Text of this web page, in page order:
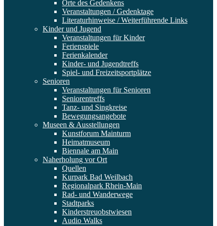
Orte des Gedenkens
Veranstaltungen / Gedenktage
Literaturhinweise / Weiterführende Links
Kinder und Jugend
Veranstaltungen für Kinder
Ferienspiele
Ferienkalender
Kinder- und Jugendtreffs
Spiel- und Freizeitsportplätze
Senioren
Veranstaltungen für Senioren
Seniorentreffs
Tanz- und Singkreise
Bewegungsangebote
Museen & Ausstellungen
Kunstforum Mainturm
Heimatmuseum
Biennale am Main
Naherholung vor Ort
Quellen
Kurpark Bad Weilbach
Regionalpark Rhein-Main
Rad- und Wanderwege
Stadtparks
Kinderstreuobstwiesen
Audio Walks